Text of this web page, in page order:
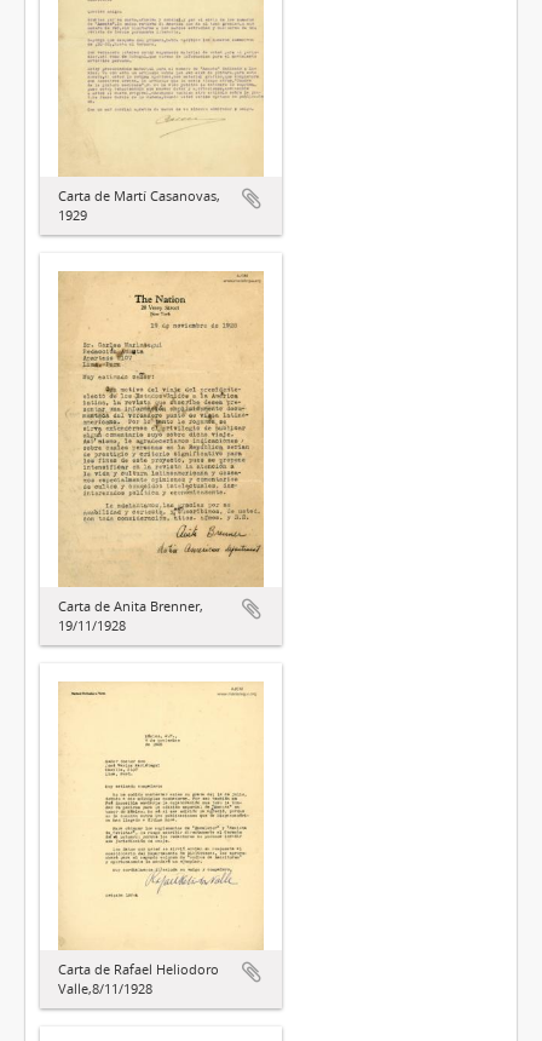
Carta de Martí Casanovas,
1929
Carta de Anita Brenner,
19/11/1928
Carta de Rafael Heliodoro
Valle,8/11/1928